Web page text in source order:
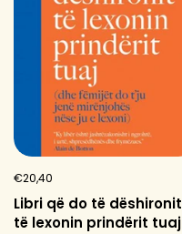
€20,40
Libri që do të dëshironit
të lexonin prindërit tuaj